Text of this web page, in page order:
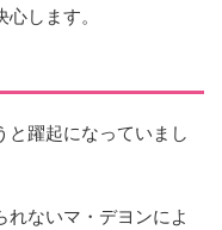
します。
と躍起になっていまし
ないマ・デヨンによ